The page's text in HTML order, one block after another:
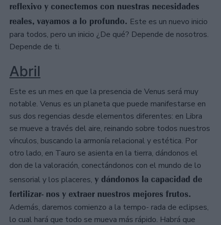
reflexivo y conectemos con nuestras necesidades
reales, vayamos a lo profundo. Este es un nuevo inicio
para todos, pero un inicio ¿De qué? Depende de nosotros.
Depende de ti.
Abril
Este es un mes en que la presencia de Venus será muy
notable. Venus es un planeta que puede manifestarse en
sus dos regencias desde elementos diferentes: en Libra
se mueve a través del aire, reinando sobre todos nuestros
vínculos, buscando la armonía relacional y estética. Por
otro lado, en Tauro se asienta en la tierra, dándonos el
don de la valoración, conectándonos con el mundo de lo
sensorial y los placeres, y dándonos la capacidad de
fertilizar- nos y extraer nuestros mejores frutos.
Además, daremos comienzo a la tempo- rada de eclipses,
lo cual hará que todo se mueva más rápido. Habrá que